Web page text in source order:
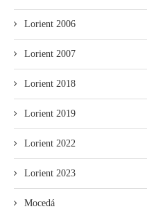
Lorient 2006
Lorient 2007
Lorient 2018
Lorient 2019
Lorient 2022
Lorient 2023
Mocedá